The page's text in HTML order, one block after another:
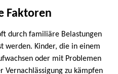
Faktoren
durch familiäre Belastungen
werden. Kinder, die in einem
oder mit Problemen
Vernachlässigung zu kämpfen